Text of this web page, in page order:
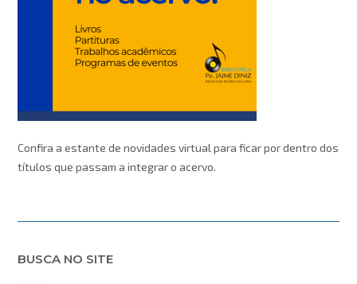
Confira a estante de novidades virtual para ficar por dentro dos
títulos que passam a integrar o acervo.
BUSCA NO SITE